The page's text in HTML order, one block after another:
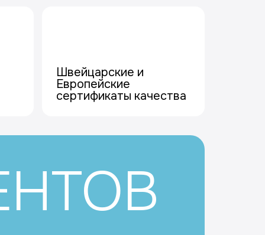
Швейцарские и
Европейские
сертификаты качества